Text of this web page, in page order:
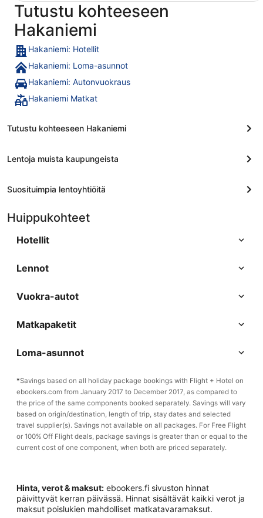
Tutustu kohteeseen
Hakaniemi
Hakaniemi: Hotellit
Hakaniemi: Loma-asunnot
Hakaniemi: Autonvuokraus
Hakaniemi Matkat
Tutustu kohteeseen Hakaniemi
Lentoja muista kaupungeista
Suosituimpia lentoyhtiöitä
Huippukohteet
Hotellit
Lennot
Vuokra-autot
Matkapaketit
Loma-asunnot
*Savings based on all holiday package bookings with Flight + Hotel on
ebookers.com from January 2017 to December 2017, as compared to
the price of the same components booked separately. Savings will vary
based on origin/destination, length of trip, stay dates and selected
travel supplier(s). Savings not available on all packages. For Free Flight
or 100% Off Flight deals, package savings is greater than or equal to the
current cost of one component, when both are priced separately.
Hinta, verot & maksut: ebookers.fi sivuston hinnat
päivittyvät kerran päivässä. Hinnat sisältävät kaikki verot ja
maksut poislukien mahdolliset matkatavaramaksut.